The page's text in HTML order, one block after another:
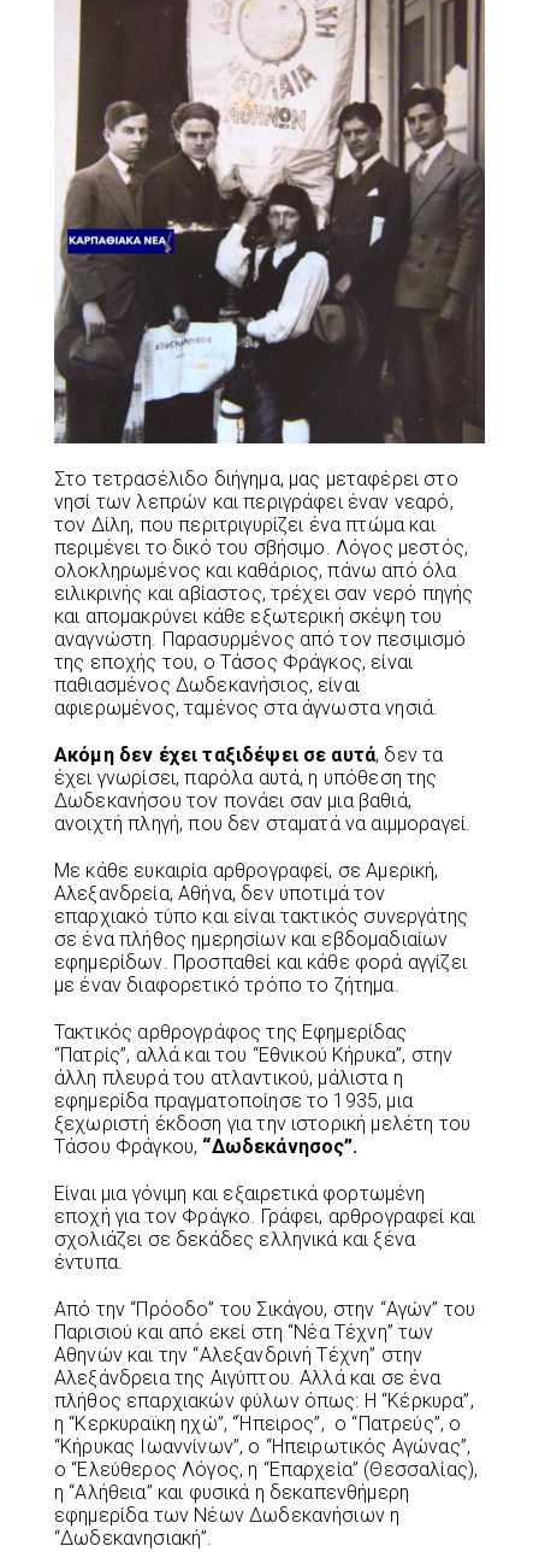
Στο τετρασέλιδο διήγημα, μας μεταφέρει στο
νησί των λεπρών και περιγράφει έναν νεαρό,
τον Δίλη, που περιτριγυρίζει ένα πτώμα και
περιμένει το δικό του σβήσιμο. Λόγος μεστός,
ολοκληρωμένος και καθάριος, πάνω από όλα
ειλικρινής και αβίαστος, τρέχει σαν νερό πηγής
και απομακρύνει κάθε εξωτερική σκέψη του
αναγνώστη. Παρασυρμένος από τον πεσιμισμό
της εποχής του, ο Τάσος Φράγκος, είναι
παθιασμένος Δωδεκανήσιος, είναι
αφιερωμένος, ταμένος στα άγνωστα νησιά.
Ακόμηδεν έχει ταξιδέψει σε αυτά, δεν τα
έχει γνωρίσει, παρόλα αυτά, η υπόθεση της
Δωδεκανήσου τον πονάει σαν μια βαθιά,
ανοιχτή πληγή, που δεν σταματά να αιμμοραγεί.
Με κάθε ευκαιρία αρθρογραφεί, σε Αμερική,
Αλεξανδρεία, Αθήνα, δεν υποτιμά τον
επαρχιακό τύπο και είναι τακτικός συνεργάτης
σε ένα πλήθος ημερησίων και εβδομαδιαίων
εφημερίδων. Προσπαθεί και κάθε φορά αγγίζει
με έναν διαφορετικό τρόπο το ζήτημα.
Τακτικός αρθρογράφος της Εφημερίδας
“Πατρίς”, αλλά και του “Εθνικού Κήρυκα”, στην
άλλη πλευρά του ατλαντικού, μάλιστα η
εφημερίδα πραγματοποίησε το 1935, μια
ξεχωριστή έκδοση για την ιστορική μελέτη του
Τάσου Φράγκου, “Δωδεκάνησος”.
Είναι μια γόνιμη και εξαιρετικά φορτωμένη
εποχή για τον Φράγκο. Γράφει, αρθρογραφεί και
σχολιάζει σε δεκάδες ελληνικά και ξένα
έντυπα.
Από την “Πρόοδο” του Σικάγου, στην “Αγών” του
Παρισιού και από εκεί στη “Νέα Τέχνη” των
Αθηνών και την “Αλεξανδρινή Τέχνη” στην
Αλεξάνδρεια της Αιγύπτου. Αλλά και σε ένα
πλήθος επαρχιακών φύλων όπως: Η “Κέρκυρα”,
η “Κερκυραϊκη ηχώ”, “Ήπειρος”, ο “Πατρεύς”, ο
“Κήρυκας Ιωαννίνων”, ο “Ηπειρωτικός Αγώνας”,
ο “Ελεύθερος Λόγος, η “Επαρχεία” (Θεσσαλίας),
η “Αλήθεια” και φυσικά η δεκαπενθήμερη
εφημερίδα των Νέων Δωδεκανήσιων η
“Δωδεκανησιακή”.